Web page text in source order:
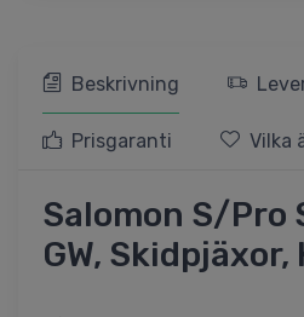
Beskrivning
Prisgaranti Vilka
Salomon S/Pro
GW,